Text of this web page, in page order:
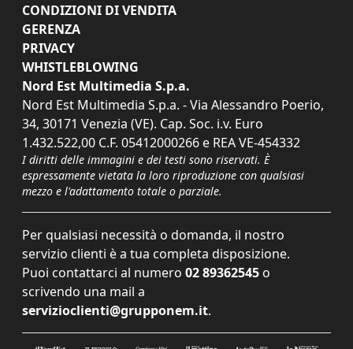
CONDIZIONI DI VENDITA
GERENZA
PRIVACY
WHISTLEBLOWING
Nord Est Multimedia S.p.a.
Nord Est Multimedia S.p.a. - Via Alessandro Poerio,
34, 30171 Venezia (VE). Cap. Soc. i.v. Euro
1.432.522,00 C.F. 05412000266 e REA VE-454332
I diritti delle immagini e dei testi sono riservati. È
espressamente vietata la loro riproduzione con qualsiasi
mezzo e l'adattamento totale o parziale.
Per qualsiasi necessità o domanda, il nostro
servizio clienti è a tua completa disposizione.
Puoi contattarci al numero 02 89362545 o
scrivendo una mail a
servizioclienti@grupponem.it.